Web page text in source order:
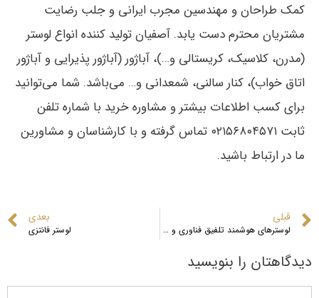
کمک طراحان و مهندسین مجرب ایرانی و جلب رضایت
مشتریان محترم دست یابد. آصفیان تولید کننده انواع لوستر
(مدرن، کلاسیک، کریستالی و…)، آباژور (آباژور پذیرایی و آباژور
اتاق خواب)، کنار سالنی، شمعدانی و… می‌باشد. شما می‌توانید
برای کسب اطلاعات بیشتر و مشاوره خرید با شماره تلفن
ثابت ۰۲۱۵۶۸۰۴۵۷۱ تماس گرفته و با کارشناسان و مشاورین
ما در ارتباط باشید.
قبلی
لوسترهای هوشمند تلفیق فناوری و زیبایی در روشنایی داخلی
بعدی
لوستر فانتزی
دیدگاهتان را بنویسید